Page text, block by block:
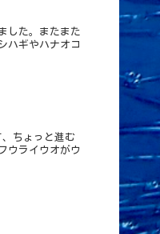
した。またまた
ハギやハナオコ
ちょっと進む
ウライウオがウ